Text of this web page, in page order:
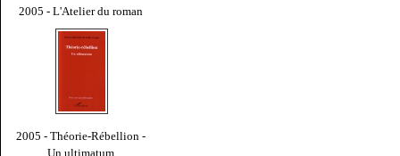
2005 - L'Atelier du roman
2005 - Théorie-Rébellion -
Un ultimatum